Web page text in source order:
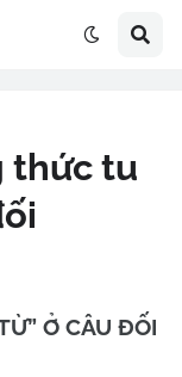
thức tu
Ở CÂU ĐỐI